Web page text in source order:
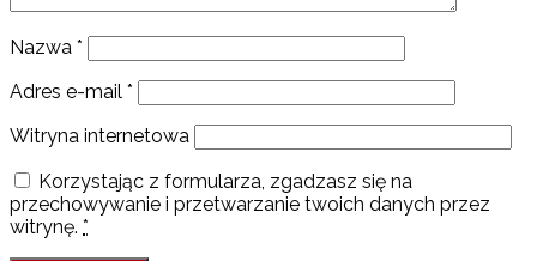
Nazwa *
Adres e-mail *
Witryna internetowa
Korzystając z formularza, zgadzasz się na
przechowywanie i przetwarzanie twoich danych przez
witrynę. *